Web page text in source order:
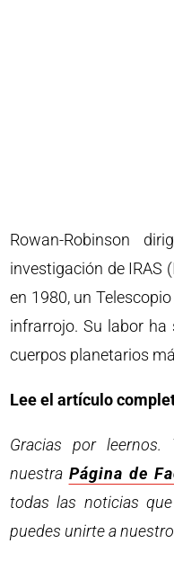
Rowan-Robinson
investigación de IRAS
en 1980, un
infrarrojo. Su labor ha
cuerpos planetarios
Lee el artículo
Gracias por
nuestra Página de
todas las noticias
puedes unirte a nuestro